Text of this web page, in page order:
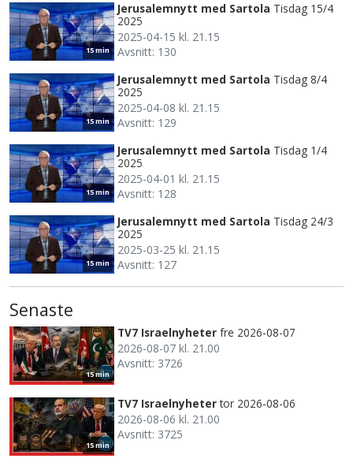
15 min
Jerusalemnytt med Sartola Tisdag 15/4
2025
2025-04-15 kl. 21.15
Avsnitt: 130
15 min
Jerusalemnytt med Sartola Tisdag 8/4
2025
2025-04-08 kl. 21.15
Avsnitt: 129
15 min
Jerusalemnytt med Sartola Tisdag 1/4
2025
2025-04-01 kl. 21.15
Avsnitt: 128
15 min
Jerusalemnytt med Sartola Tisdag 24/3
2025
2025-03-25 kl. 21.15
Avsnitt: 127
Senaste
15 min
TV7 Israelnyheter fre 2026-08-07
2026-08-07 kl. 21.00
Avsnitt: 3726
15 min
TV7 Israelnyheter tor 2026-08-06
2026-08-06 kl. 21.00
Avsnitt: 3725